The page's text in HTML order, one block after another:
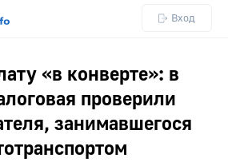
Вход
«в конверте»: в
проверили
занимавшегося